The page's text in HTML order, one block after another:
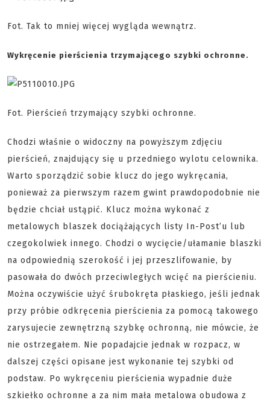
Fot. Tak to mniej więcej wygląda wewnątrz.
Wykręcenie pierścienia trzymającego szybki ochronne.
Fot. Pierścień trzymający szybki ochronne.
Chodzi właśnie o widoczny na powyższym zdjęciu
pierścień, znajdujący się u przedniego wylotu celownika.
Warto sporządzić sobie klucz do jego wykręcania,
ponieważ za pierwszym razem gwint prawdopodobnie nie
będzie chciał ustąpić. Klucz można wykonać z
metalowych blaszek dociążających listy In-Post’u lub
czegokolwiek innego. Chodzi o wycięcie/ułamanie blaszki
na odpowiednią szerokość i jej przeszlifowanie, by
pasowała do dwóch przeciwległych wcięć na pierścieniu.
Można oczywiście użyć śrubokręta płaskiego, jeśli jednak
przy próbie odkręcenia pierścienia za pomocą takowego
zarysujecie zewnętrzną szybkę ochronną, nie mówcie, że
nie ostrzegałem. Nie popadajcie jednak w rozpacz, w
dalszej części opisane jest wykonanie tej szybki od
podstaw. Po wykręceniu pierścienia wypadnie duże
szkiełko ochronne a za nim mała metalowa obudowa z